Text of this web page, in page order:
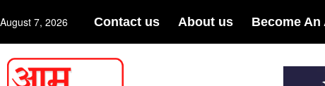
August 7, 2026 Contact us About us Become An